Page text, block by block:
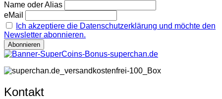
Name oder Alias
eMail
Ich akzeptiere die Datenschutzerklärung und möchte den
Newsletter abonnieren.
Kontakt